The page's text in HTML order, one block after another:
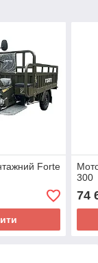
Forte
300
74